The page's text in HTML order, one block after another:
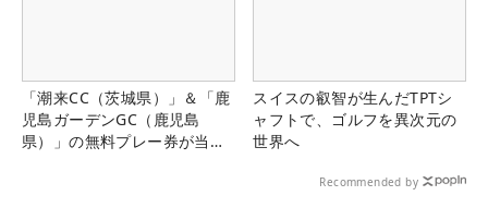
「潮来CC（茨城県）」＆「鹿
児島ガーデンGC（鹿児島
県）」の無料プレー券が当た
スイスの叡智が生んだTPTシ
ャフトで、ゴルフを異次元の
世界へ
Recommended by